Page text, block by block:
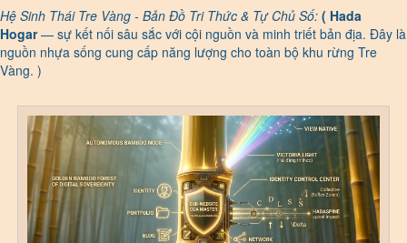
Hệ Sinh Thái Tre Vàng - Bản Đồ Tri Thức & Tự Chủ Số: ( Hada
Hogar— sự kết nối sâu sắc với cội nguồn và minh triết bản địa. Đây là
nguồn nhựa sống cung cấp năng lượng cho toàn bộ khu rừng Tre
Vàng. )